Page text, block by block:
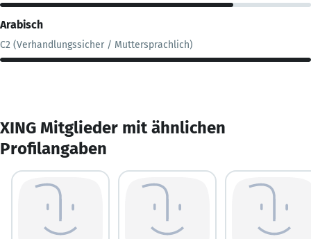
Arabisch
C2 (Verhandlungssicher / Muttersprachlich)
XING Mitglieder mit ähnlichen
Profilangaben